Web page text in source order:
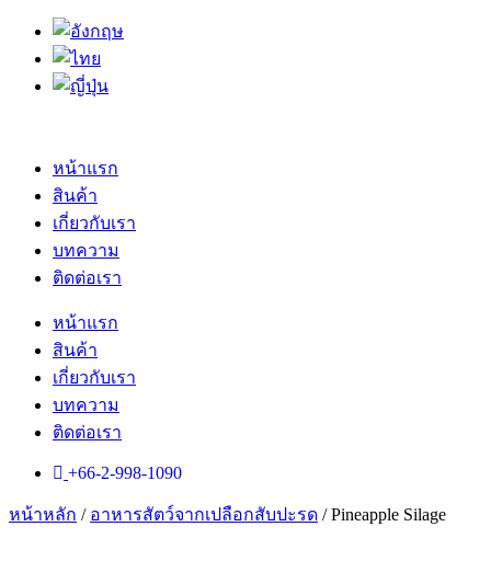
Skip
content
หน้าแรก
สินค้า
เกี่ยวกับเรา
บทความ
ติดต่อเรา
หน้าแรก
สินค้า
เกี่ยวกับเรา
บทความ
ติดต่อเรา
+66-2-998-1090
หน้าหลัก / อาหารสัตว์จากเปลือกสับปะรด / Pineapple Silage